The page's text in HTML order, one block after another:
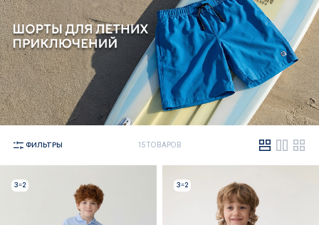
ФИЛЬТРЫ 15 ТОВАРОВ
3=2 3=2